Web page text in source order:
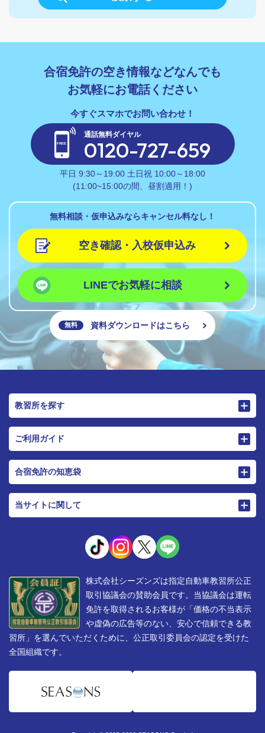
合宿免許の空き情報などなんでも
お気軽にお電話ください
通話無料ダイヤル
0120-727-659
平日 9:30～19:00 土日祝 10:00～18:00
(11:00~15:00の間、昼割適用！)
無料相談・仮申込みならキャンセル料なし！
空き確認・入校仮申込み
LINEでお気軽に相談
無料 資料ダウンロードはこちら
教習所を探す
ご利用ガイド
合宿免許の知恵袋
当サイトに関して
株式会社シーズンズは指定自動車教習所公正
取引協議会の賛助会員です。当協議会は運転
免許を取得されるお客様が「価格の不当表示
や虚偽の広告等のない、安心で信頼できる教
習所」を選んでいただくために、公正取引委員会の認定を受けた
全国組織です。